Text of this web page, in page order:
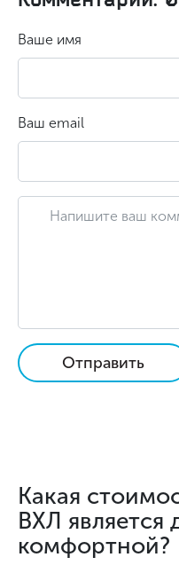
Ваше имя
Ваш email
Отправить
Какая
ВХЛ является
комфортной?